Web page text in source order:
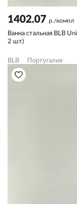
1402.07 р./компл
Ванна стальная BLB
2 шт)
BLB Португалия